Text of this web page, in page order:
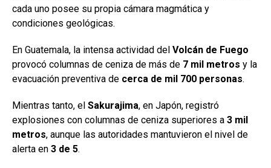
cada uno posee su propia cámara magmática y
condiciones geológicas.
En Guatemala, la intensa actividad del Volcán de Fuego
provocó columnas de ceniza de más de 7 mil metros y la
evacuación preventiva de cerca de mil 700 personas.
Mientras tanto, el Sakurajima, en Japón, registró
explosiones con columnas de ceniza superiores a 3 mil
metros, aunque las autoridades mantuvieron el nivel de
alerta en 3 de 5.